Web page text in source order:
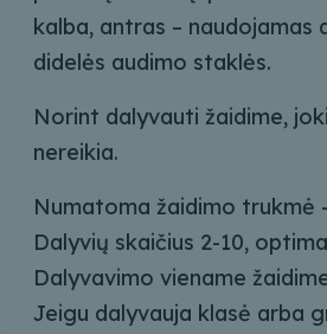
kalba, antras – naudojamas
didelės audimo staklės.
Norint dalyvauti žaidime,
nereikia.
Numatoma žaidimo trukmė
Dalyvių skaičius 2-10,
Dalyvavimo viename
Jeigu dalyvauja klasė arba